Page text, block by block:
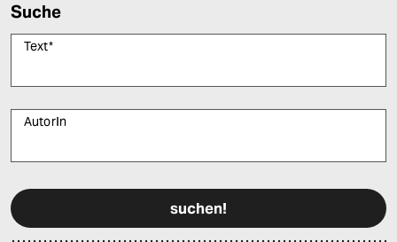
Suche
Text*
AutorIn